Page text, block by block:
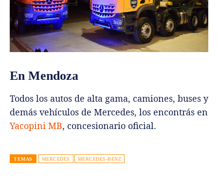
En Mendoza
Todos los autos de alta gama, camiones, buses y
demás vehículos de Mercedes, los encontrás en
Yacopini MB, concesionario oficial.
TEMAS MERCEDES MERCEDES-BENZ